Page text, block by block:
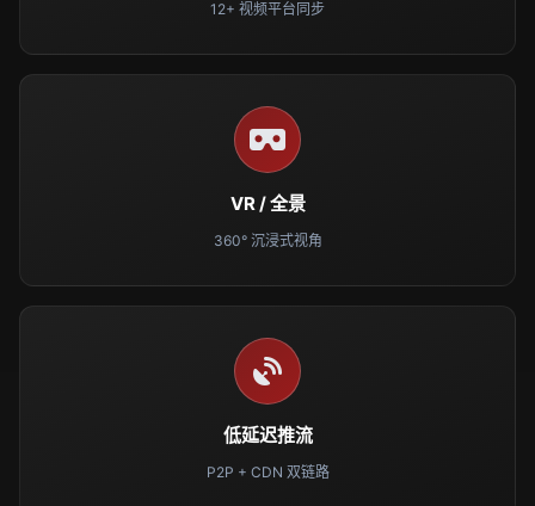
12+ 视频平台同步
VR / 全景
360° 沉浸式视角
低延迟推流
P2P + CDN 双链路